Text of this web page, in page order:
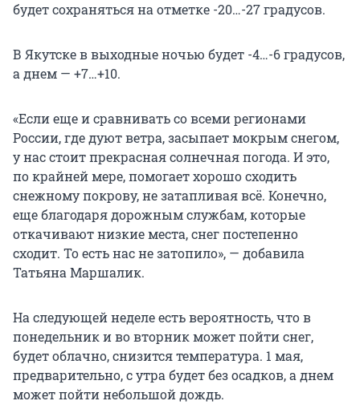
будет сохраняться на отметке -20…-27 градусов.
В Якутске в выходные ночью будет -4…-6 градусов,
а днем — +7…+10.
«Если еще и сравнивать со всеми регионами
России, где дуют ветра, засыпает мокрым снегом,
у нас стоит прекрасная солнечная погода. И это,
по крайней мере, помогает хорошо сходить
снежному покрову, не затапливая всё. Конечно,
еще благодаря дорожным службам, которые
откачивают низкие места, снег постепенно
сходит. То есть нас не затопило», — добавила
Татьяна Маршалик.
На следующей неделе есть вероятность, что в
понедельник и во вторник может пойти снег,
будет облачно, снизится температура. 1 мая,
предварительно, с утра будет без осадков, а днем
может пойти небольшой дождь.